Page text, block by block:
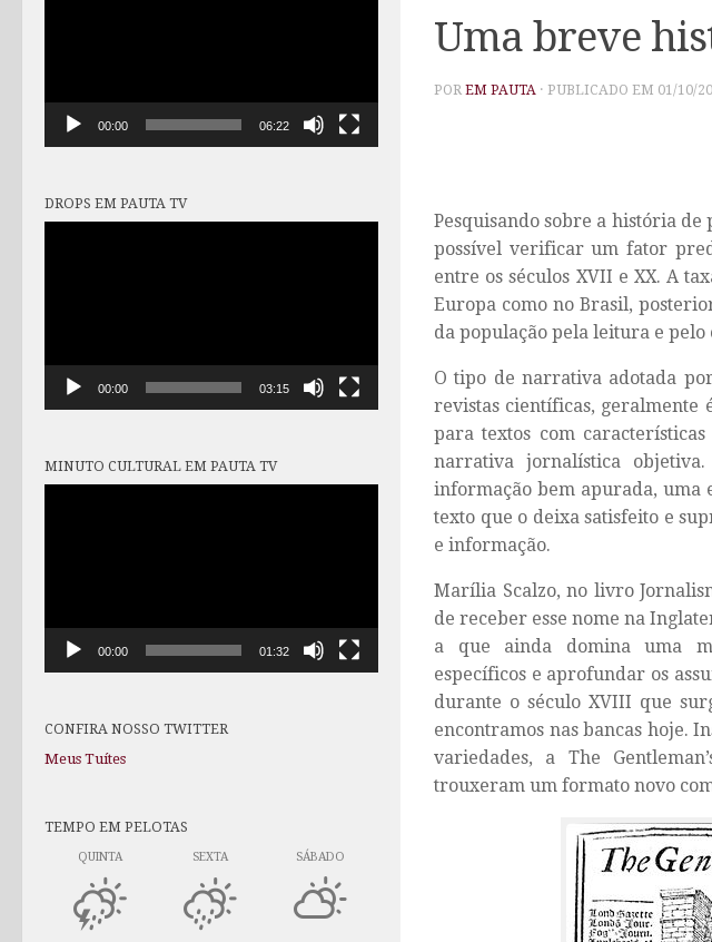
Uma breve
POR EM PAUTA · PUBLICADO EM 01/10/
Pesquisando sobre a história
possível verificar um fator
entre os séculos XVII e XX. A
Europa como no Brasil,
da população pela leitura e pelo
O tipo de narrativa adotada
revistas científicas, geralmente
para textos com
narrativa jornalística
informação bem apurada, uma
texto que o deixa satisfeito e
e informação.
Marília Scalzo, no livro
de receber esse nome na
a que ainda domina uma
específicos e aprofundar os
durante o século XVIII que
encontramos nas bancas hoje.
variedades, a The
trouxeram um formato novo
00:00 06:22
DROPS EM PAUTA TV
00:00 03:15
MINUTO CULTURAL EM PAUTA TV
00:00 01:32
CONFIRA NOSSO TWITTER
Meus Tuítes
TEMPO EM PELOTAS
QUINTA SEXTA SÁBADO